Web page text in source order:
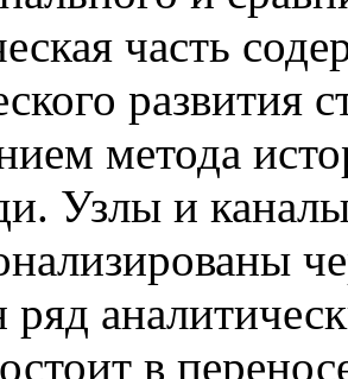
часть
развития
метода
Узлы и
ряд
в